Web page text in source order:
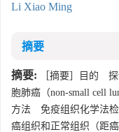
Li Xiao Ming
摘要
摘要: ［摘要］目的 探
胞肺癌（non-small cell
方法 免疫组织化学法检
癌组织和正常组织（距